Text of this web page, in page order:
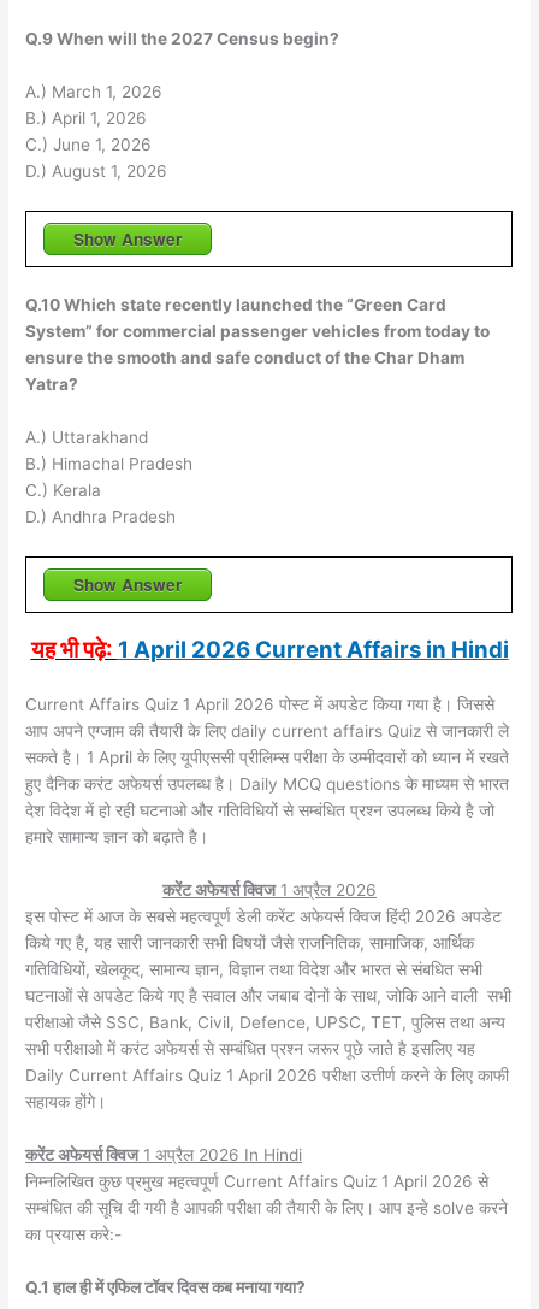
Q.9 When will the 2027 Census begin?
A.) March 1, 2026
B.) April 1, 2026
C.) June 1, 2026
D.) August 1, 2026
Show Answer
Q.10 Which state recently launched the “Green Card
System” for commercial passenger vehicles from today to
ensure the smooth and safe conduct of the Char Dham
Yatra?
A.) Uttarakhand
B.) Himachal Pradesh
C.) Kerala
D.) Andhra Pradesh
Show Answer
यह भी पढ़े: 1 April 2026 Current Affairs in Hindi
Current Affairs Quiz 1 April 2026 पोस्ट में अपडेट किया गया है। जिससे
आप अपने एग्जाम की तैयारी के लिए daily current affairs Quiz से जानकारी ले
सकते है। 1 April के लिए यूपीएससी प्रीलिम्स परीक्षा के उम्मीदवारों को ध्यान में रखते
हुए दैनिक करंट अफेयर्स उपलब्ध है। Daily MCQ questions के माध्यम से भारत
देश विदेश में हो रही घटनाओ और गतिविधियों से सम्बंधित प्रश्न उपलब्ध किये है जो
हमारे सामान्य ज्ञान को बढ़ाते है।
करेंट अफेयर्स क्विज1 अप्रैल 2026
इस पोस्ट में आज के सबसे महत्वपूर्ण डेली करेंट अफेयर्स क्विज हिंदी 2026 अपडेट
किये गए है, यह सारी जानकारी सभी विषयों जैसे राजनितिक, सामाजिक, आर्थिक
गतिविधियों, खेलकूद, सामान्य ज्ञान, विज्ञान तथा विदेश और भारत से संबधित सभी
घटनाओं से अपडेट किये गए है सवाल और जबाब दोनों के साथ, जोकि आने वाली सभी
परीक्षाओ जैसे SSC, Bank, Civil, Defence, UPSC, TET, पुलिस तथा अन्य
सभी परीक्षाओ में करंट अफेयर्स से सम्बंधित प्रश्न जरूर पूछे जाते है इसलिए यह
Daily Current Affairs Quiz 1 April 2026 परीक्षा उत्तीर्ण करने के लिए काफी
सहायक होंगे।
करेंट अफेयर्स क्विज1 अप्रैल 2026 In Hindi
निम्नलिखित कुछ प्रमुख महत्वपूर्ण Current Affairs Quiz 1 April 2026 से
सम्बंधित की सूचि दी गयी है आपकी परीक्षा की तैयारी के लिए। आप इन्हे solve करने
का प्रयास करे:-
Q.1 हाल ही में एफिल टॉवर दिवस कब मनाया गया?